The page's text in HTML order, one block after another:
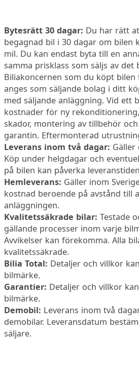
Bytesrätt 30 dagar: Du har rätt
begagnad bil i 30 dagar om bilen
mil. Du kan endast byta till en
samma prisklass som säljs av det
Biliakoncernen som du köpt
anges som säljande bolag i ditt
med säljande anläggning. Vid ett
kostnader för ny
skador, montering av tillbehör
garantin. Eftermonterad
Leverans inom två dagar: Gäller
Köp under helgdagar och
på bilen kan påverka
Hemleverans: Gäller inom
kostnad beroende på avstånd till
anläggningen.
Kvalitetssäkrade bilar: Testade
gällande processer inom varje
Avvikelser kan förekomma. Alla
kvalitetssäkrade.
Bilia Total: Detaljer och villkor
bilmärke.
Garantier: Detaljer och villkor
bilmärke.
Demobil: Leverans inom två
demobilar. Leveransdatum
säljare.